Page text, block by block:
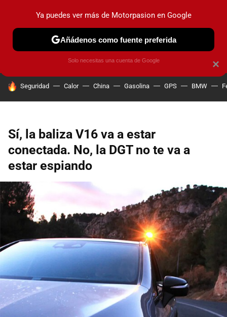
PRUEBAS COCHES ELÉCTRICOS OBSERVATORIO
HOY SE HABLA DE
Seguridad Calor China Gasolina GPS BMW
Sí, la baliza V16 va a estar
conectada. No, la DGT no te va a
estar espiando
×
Ya puedes ver más de Motorpasion en Google
Añádenos como fuente preferida
Solo necesitas una cuenta de Google